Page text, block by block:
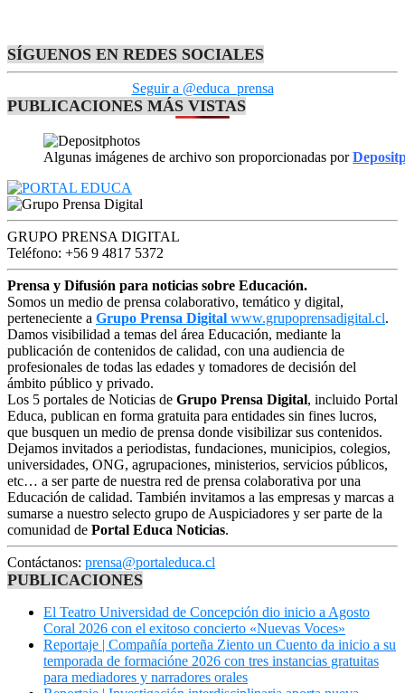
SÍGUENOS EN REDES SOCIALES
Seguir a @educa_prensa
PUBLICACIONES MÁS VISTAS
Algunas imágenes de archivo son proporcionadas por
GRUPO PRENSA DIGITAL
Teléfono: +56 9 4817 5372
Prensa y Difusión para noticias sobre Educación.
Somos un medio de prensa colaborativo, temático y digital,
perteneciente a Grupo Prensa Digital www.grupoprensadigital.cl.
Damos visibilidad a temas del área Educación, mediante la
publicación de contenidos de calidad, con una audiencia de
profesionales de todas las edades y tomadores de decisión del
ámbito público y privado.
Los 5 portales de Noticias de Grupo Prensa Digital, incluido Portal
Educa, publican en forma gratuita para entidades sin fines lucros,
que busquen un medio de prensa donde visibilizar sus contenidos.
Dejamos invitados a periodistas, fundaciones, municipios, colegios,
universidades, ONG, agrupaciones, ministerios, servicios públicos,
etc… a ser parte de nuestra red de prensa colaborativa por una
Educación de calidad. También invitamos a las empresas y marcas a
sumarse a nuestro selecto grupo de Auspiciadores y ser parte de la
comunidad de Portal Educa Noticias.
Contáctanos: prensa@portaleduca.cl
PUBLICACIONES
El Teatro Universidad de Concepción dio inicio a Agosto
Coral 2026 con el exitoso concierto «Nuevas Voces»
Reportaje | Compañía porteña Ziento un Cuento da inicio a su
temporada de formacióne 2026 con tres instancias gratuitas
para mediadores y narradores orales